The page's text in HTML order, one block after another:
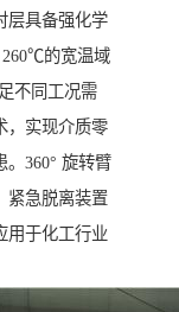
层具备强化学
的宽温域
不同工况需
，实现介质零
360° 旋转臂
紧急脱离装置
用于化工行业